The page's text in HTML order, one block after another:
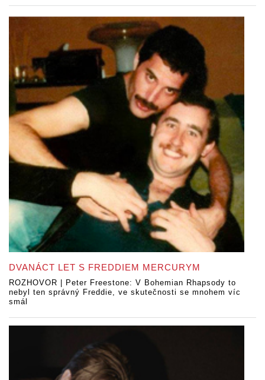
DVANÁCT LET S FREDDIEM MERCURYM
ROZHOVOR | Peter Freestone: V Bohemian Rhapsody to
nebyl ten správný Freddie, ve skutečnosti se mnohem víc
smál